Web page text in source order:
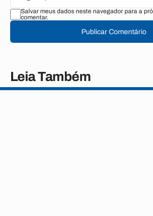
Salvar meus dados neste navegador para a
comentar.
Publicar Comentário
Leia Também